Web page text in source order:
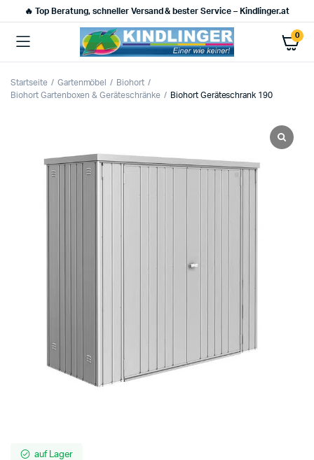
🔥 Top Beratung, schneller Versand & bester Service – Kindlinger.at
0
Startseite Gartenmöbel
Biohort
Biohort Gartenboxen & Geräteschränke
Biohort Geräteschrank 190
auf Lager